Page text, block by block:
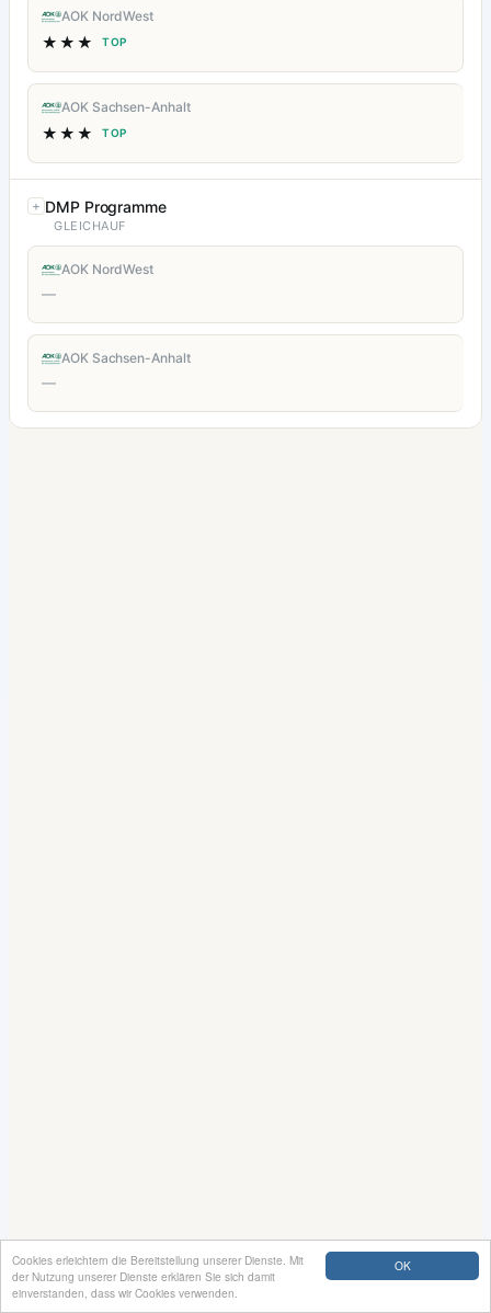
OK
Cookies erleichtern die Bereitstellung unserer Dienste. Mit
der Nutzung unserer Dienste erklären Sie sich damit
einverstanden, dass wir Cookies verwenden.
AOK NordWest
★★★ TOP
AOK Sachsen-Anhalt
★★★ TOP
DMP Programme
GLEICHAUF
AOK NordWest
—
AOK Sachsen-Anhalt
—